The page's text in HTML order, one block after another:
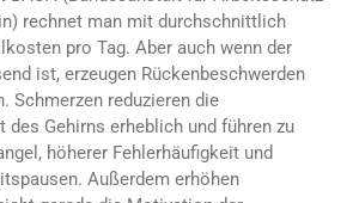
rechnet man mit durchschnittlich
pro Tag. Aber auch wenn der
ist, erzeugen Rückenbeschwerden
Schmerzen reduzieren die
des Gehirns erheblich und führen zu
höherer Fehlerhäufigkeit und
Außerdem erhöhen